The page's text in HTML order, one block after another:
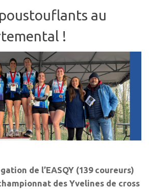
au
!
de l’EASQY (139 coureurs)
des Yvelines de cross